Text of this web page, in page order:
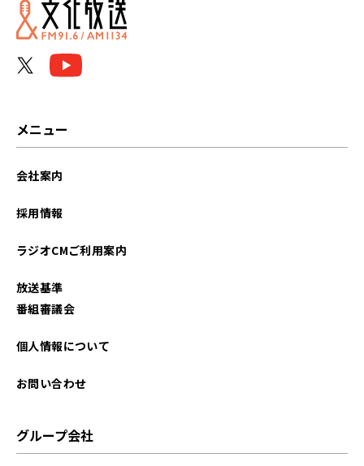
2026年04月
2025年07月
2025年04月
メニュー
会社案内
採用情報
ラジオCMご利用案内
放送基準
番組審議会
個人情報について
お問い合わせ
グループ会社